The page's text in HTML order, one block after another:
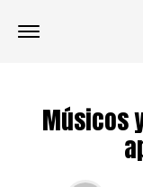
Músicos